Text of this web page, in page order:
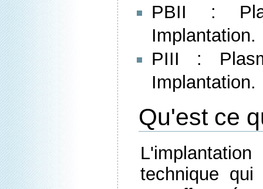
PBII :
Implantation.
PIII :
Implantation.
Qu'est ce
technique qui